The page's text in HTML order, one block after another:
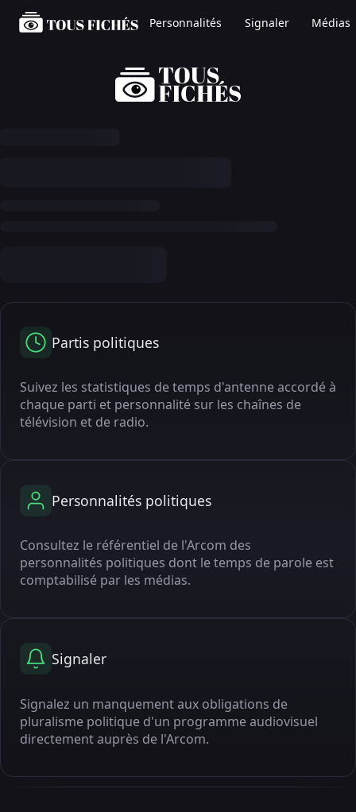
Personnalités Signaler Médias
Partis politiques
Suivez les statistiques de temps d'antenne accordé à
chaque parti et personnalité sur les chaînes de
télévision et de radio.
Personnalités politiques
Consultez le référentiel de l'Arcom des
personnalités politiques dont le temps de parole est
comptabilisé par les médias.
Signaler
Signalez un manquement aux obligations de
pluralisme politique d'un programme audiovisuel
directement auprès de l'Arcom.